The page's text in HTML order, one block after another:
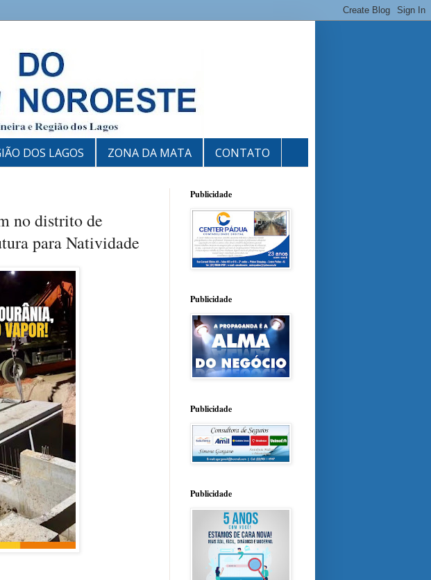
DOS LAGOS ZONA DA MATA CONTATO
no distrito de
para Natividade
Publicidade
Publicidade
Publicidade
Publicidade